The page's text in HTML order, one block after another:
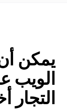
يمكن
الويب
التجار